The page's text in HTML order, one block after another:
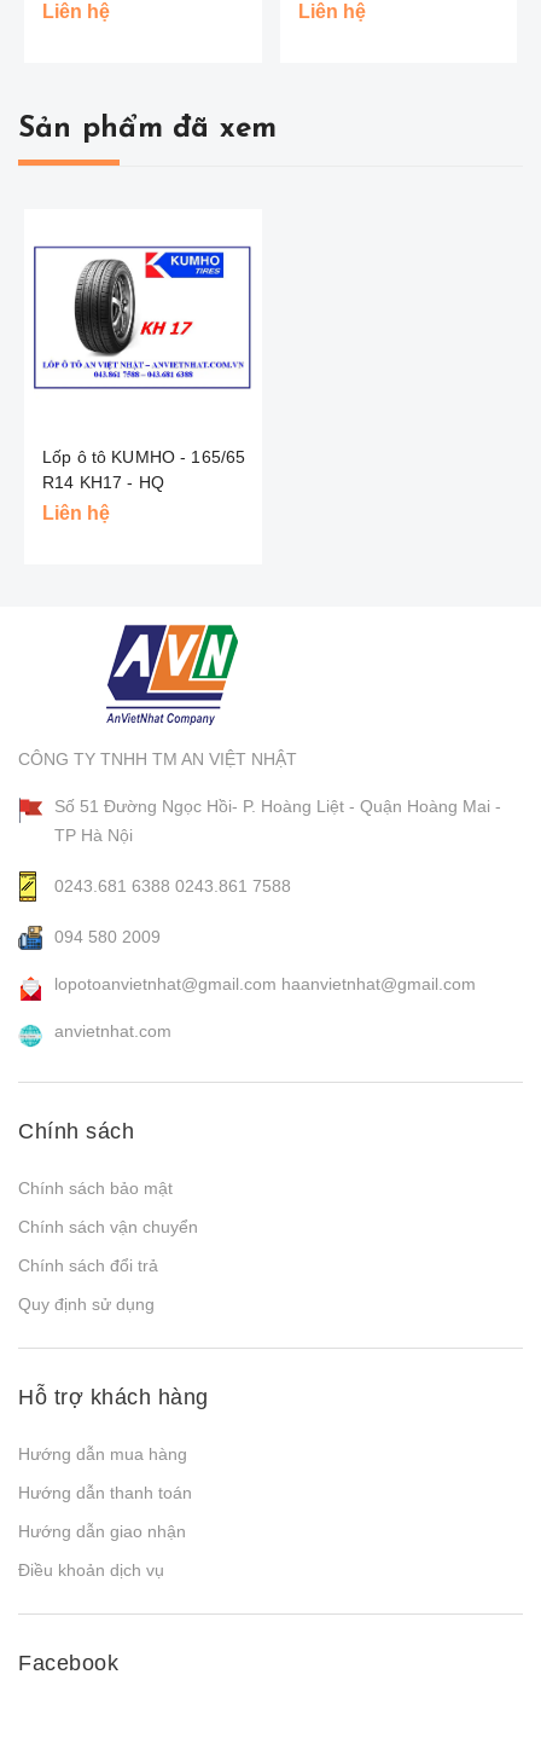
Liên hệ Liên hệ
Sản phẩm đã xem
Lốp ô tô KUMHO - 165/65
R14 KH17 - HQ
Liên hệ
CÔNG TY TNHH TM AN VIỆT NHẬT
Số 51 Đường Ngọc Hồi- P. Hoàng Liệt - Quận Hoàng Mai -
TP Hà Nội
0243.681 6388 0243.861 7588
094 580 2009
lopotoanvietnhat@gmail.com haanvietnhat@gmail.com
anvietnhat.com
Chính sách
Chính sách bảo mật
Chính sách vận chuyển
Chính sách đổi trả
Quy định sử dụng
Hỗ trợ khách hàng
Hướng dẫn mua hàng
Hướng dẫn thanh toán
Hướng dẫn giao nhận
Điều khoản dịch vụ
Facebook